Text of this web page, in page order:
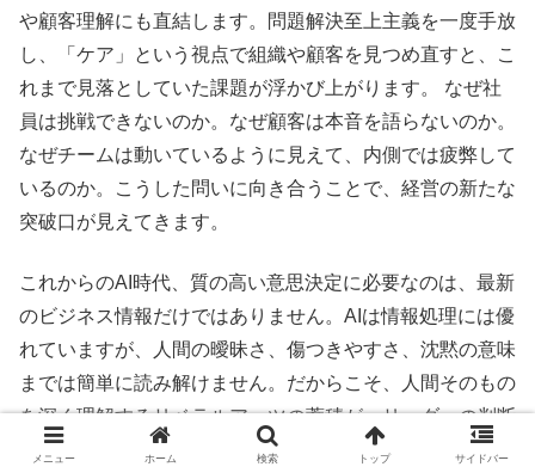
や顧客理解にも直結します。問題解決至上主義を一度手放
し、「ケア」という視点で組織や顧客を見つめ直すと、こ
れまで見落としていた課題が浮かび上がります。 なぜ社
員は挑戦できないのか。なぜ顧客は本音を語らないのか。
なぜチームは動いているように見えて、内側では疲弊して
いるのか。こうした問いに向き合うことで、経営の新たな
突破口が見えてきます。
これからのAI時代、質の高い意思決定に必要なのは、最新
のビジネス情報だけではありません。AIは情報処理には優
れていますが、人間の曖昧さ、傷つきやすさ、沈黙の意味
までは簡単に読み解けません。だからこそ、人間そのもの
を深く理解するリベラルアーツの蓄積が、リーダーの判断
力を支える土台になります。
メニュー ホーム 検索 トップ サイドバー